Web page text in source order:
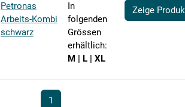
Petronas
Arbeits-Kombi
schwarz
In
folgenden
Grössen
erhältlich:
M | L | XL
Zeige
1